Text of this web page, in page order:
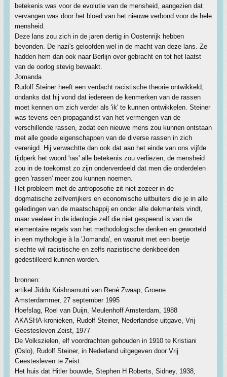
betekenis was voor de evolutie van de mensheid, aangezien dat
vervangen was door het bloed van het nieuwe verbond voor de hele
mensheid.
Deze lans zou zich in de jaren dertig in Oostenrijk hebben
bevonden. De nazi's geloofden wel in de macht van deze lans. Ze
hadden hem dan ook naar Berlijn over gebracht en tot het laatst
van de oorlog stevig bewaakt.
Jomanda
Rudolf Steiner heeft een verdacht racistische theorie ontwikkeld,
ondanks dat hij vond dat iedereen de kenmerken van de rassen
moet kennen om zich verder als 'ik' te kunnen ontwikkelen. Steiner
was tevens een propagandist van het vermengen van de
verschillende rassen, zodat een nieuwe mens zou kunnen ontstaan
met alle goede eigenschappen van de diverse rassen in zich
verenigd. Hij verwachtte dan ook dat aan het einde van ons vijfde
tijdperk het woord 'ras' alle betekenis zou verliezen, de mensheid
zou in de toekomst zo zijn onderverdeeld dat men die onderdelen
geen 'rassen' meer zou kunnen noemen.
Het probleem met de antroposofie zit niet zozeer in de
dogmatische zelfverrijkers en economische uitbuiters die je in alle
geledingen van de maatschappij en onder alle dekmantels vindt,
maar veeleer in de ideologie zelf die niet gespeend is van de
elementaire regels van het methodologische denken en geworteld
in een mythologie à la 'Jomanda', en waaruit met een beetje
slechte wil racistische en zelfs nazistische denkbeelden
gedestilleerd kunnen worden.
bronnen:
artikel Jiddu Krishnamutri van René Zwaap, Groene
Amsterdammer, 27 september 1995
Hoefslag, Roel van Duijn, Meulenhoff Amsterdam, 1988
AKASHA-kronieken, Rudolf Steiner, Nederlandse uitgave, Vrij
Geestesleven Zeist, 1977
De Volkszielen, elf voordrachten gehouden in 1910 te Kristiani
(Oslo), Rudolf Steiner, in Nederland uitgegeven door Vrij
Geestesleven te Zeist.
Het huis dat Hitler bouwde, Stephen H Roberts, Sidney, 1938,